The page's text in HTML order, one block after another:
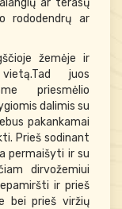
ar terasų
rododendrų ar
žemėje ir
juos
priesmėlio
dalimis su
pakankamai
Prieš sodinant
permaišyti ir su
dirvožemiui
ir prieš
bei prieš viržių